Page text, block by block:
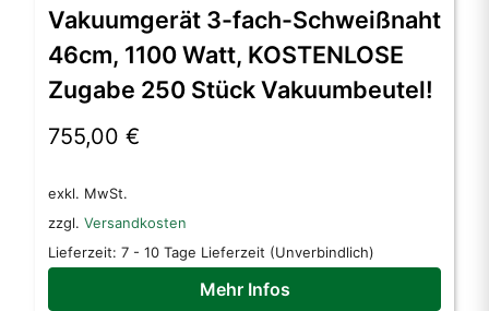
Vakuumgerät 3-fach-Schweißnaht
46cm, 1100 Watt, KOSTENLOSE
Zugabe 250 Stück Vakuumbeutel!
755,00 €
exkl. MwSt.
zzgl. Versandkosten
Lieferzeit: 7 - 10 Tage Lieferzeit (Unverbindlich)
Mehr Infos